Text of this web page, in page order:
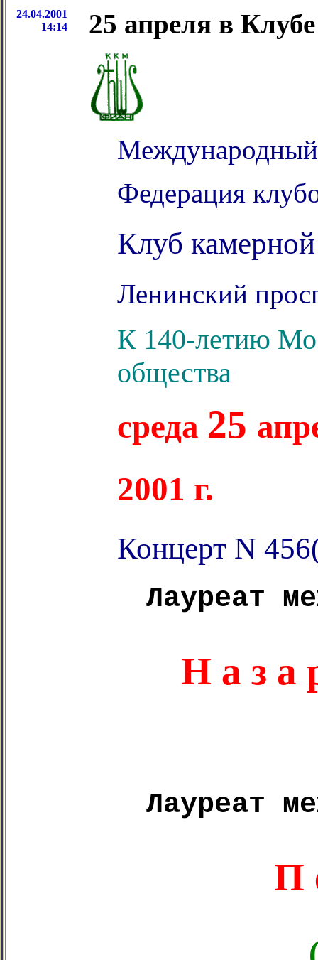
24.04.2001
14:14
25 апреля в
Международный
Федерация
Клуб
Ленинский
К 140-летию
общества
среда 25
2001 г.
Концерт N
Лауреат
Н а з
Лауреат
П